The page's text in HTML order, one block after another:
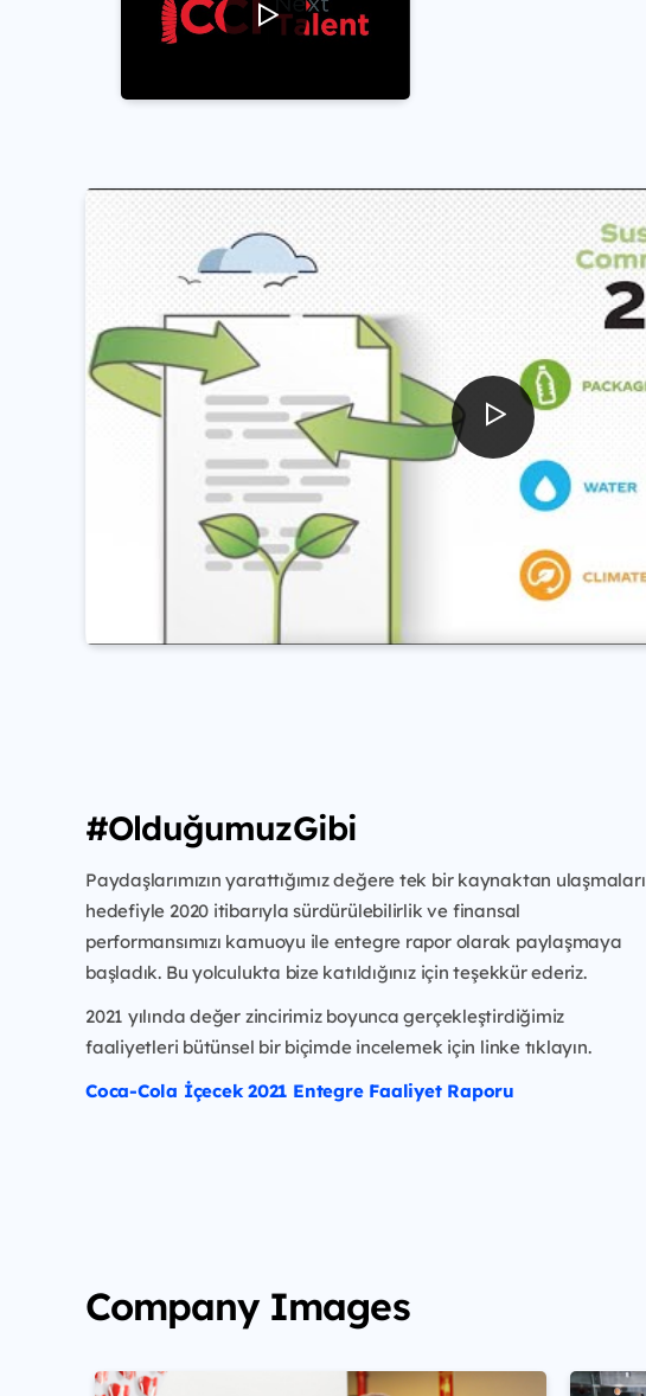
#OlduğumuzGibi
Paydaşlarımızın yarattığımız değere tek bir kaynaktan ulaşmaları
hedefiyle 2020 itibarıyla sürdürülebilirlik ve finansal
performansımızı kamuoyu ile entegre rapor olarak paylaşmaya
başladık. Bu yolculukta bize katıldığınız için teşekkür ederiz.
2021 yılında değer zincirimiz boyunca gerçekleştirdiğimiz
faaliyetleri bütünsel bir biçimde incelemek için linke tıklayın.
Coca-Cola İçecek 2021 Entegre Faaliyet Raporu
Company Images